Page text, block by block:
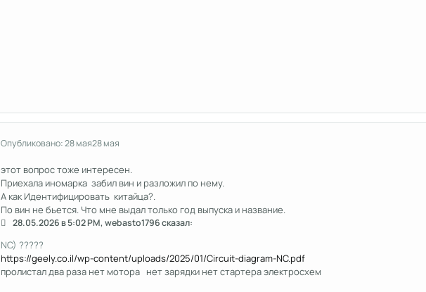
Опубликовано:28 мая28 мая
этот вопрос тоже интересен.
Приехала иномарка забил вин и разложил по нему.
А как Идентифицировать китайца?.
По вин не бьется. Что мне выдал только год выпуска и название.
28.05.2026 в 5:02 PM, webasto1796 сказал:
NC) ?????
https://geely.co.il/wp-content/uploads/2025/01/Circuit-diagram-NC.pdf
пролистал два раза нет мотора нет зарядки нет стартера электросхем